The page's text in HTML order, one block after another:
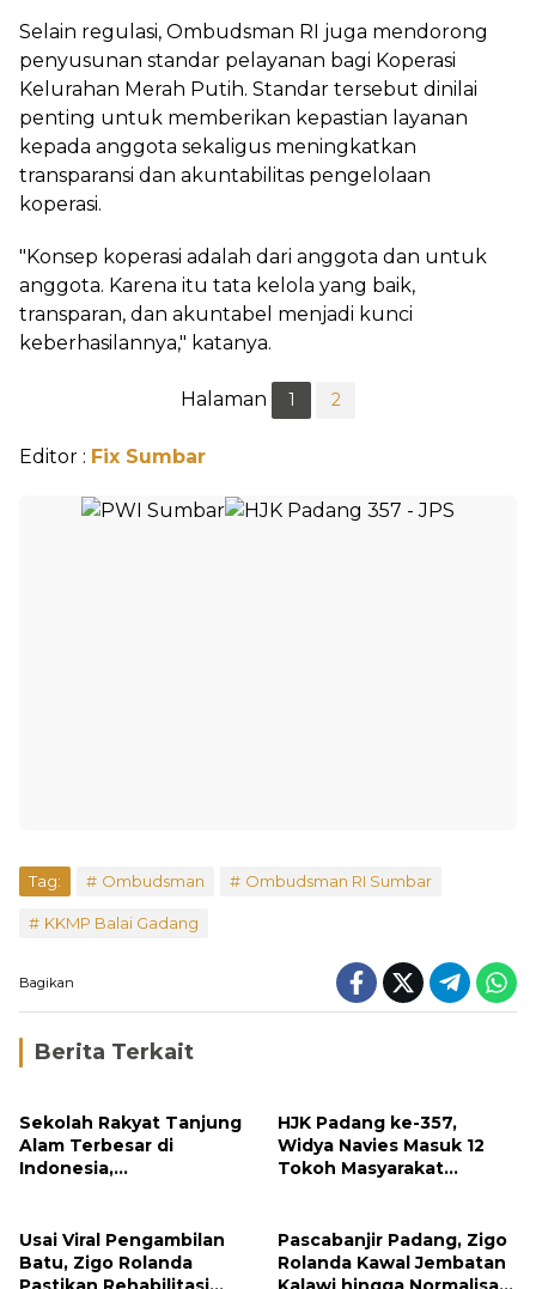
Selain regulasi, Ombudsman RI juga mendorong
penyusunan standar pelayanan bagi Koperasi
Kelurahan Merah Putih. Standar tersebut dinilai
penting untuk memberikan kepastian layanan
kepada anggota sekaligus meningkatkan
transparansi dan akuntabilitas pengelolaan
koperasi.
"Konsep koperasi adalah dari anggota dan untuk
anggota. Karena itu tata kelola yang baik,
transparan, dan akuntabel menjadi kunci
keberhasilannya," katanya.
Halaman 1 2
Editor : Fix Sumbar
Tag: Ombudsman Ombudsman RI Sumbar
KKMP Balai Gadang
Bagikan
Berita Terkait
Sekolah Rakyat Tanjung
Alam Terbesar di
Indonesia,
HJK Padang ke-357,
Widya Navies Masuk 12
Tokoh Masyarakat
Usai Viral Pengambilan
Batu, Zigo Rolanda
Pascabanjir Padang, Zigo
Rolanda Kawal Jembatan